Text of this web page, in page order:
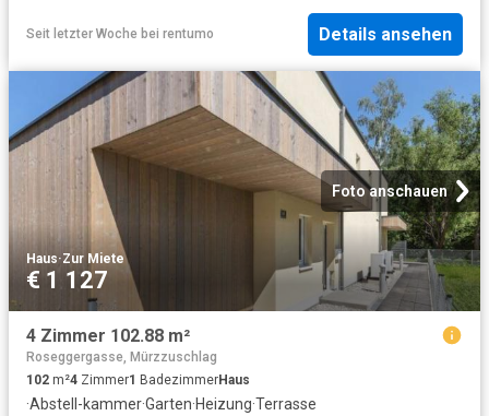
Seit letzter Woche bei rentumo Details ansehen
Foto anschauen
Haus·Zur Miete
€ 1 127
4 Zimmer 102.88 m²
Roseggergasse, Mürzzuschlag
102 m²4 Zimmer1 BadezimmerHaus
·Abstell-kammer·Garten·Heizung·Terrasse